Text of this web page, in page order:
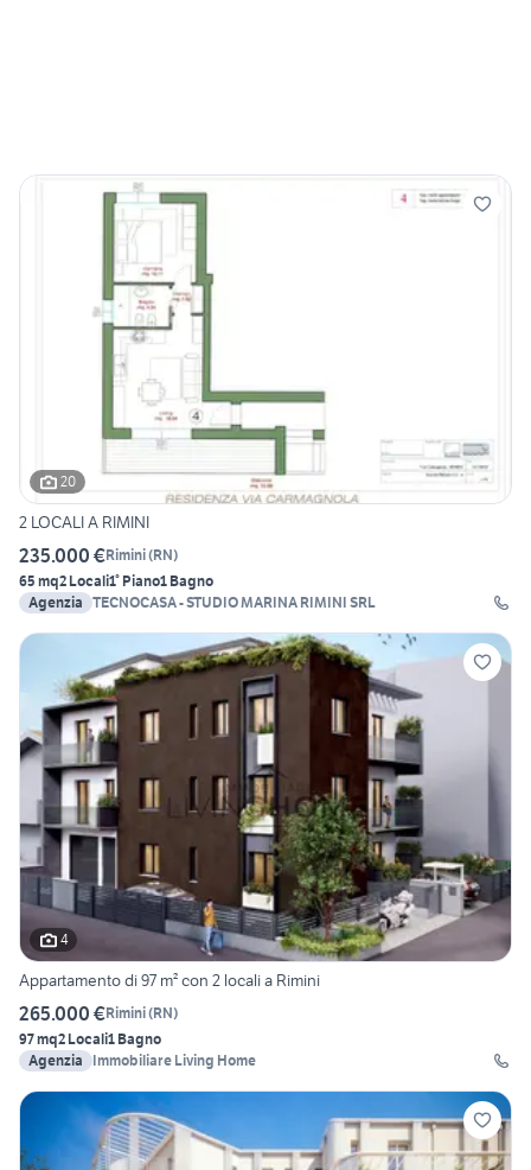
20
2 LOCALI A RIMINI
235.000 €Rimini(RN)
65 mq2 Locali1° Piano1 Bagno
Agenzia TECNOCASA - STUDIO MARINA RIMINI SRL
4
Appartamento di 97 m² con 2 locali a Rimini
265.000 €Rimini(RN)
97 mq2 Locali1 Bagno
Agenzia
Immobiliare Living Home